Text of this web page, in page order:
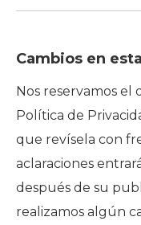
Cambios en
Nos reservamos el
Política de
que revísela con
aclaraciones
después de su
realizamos algún